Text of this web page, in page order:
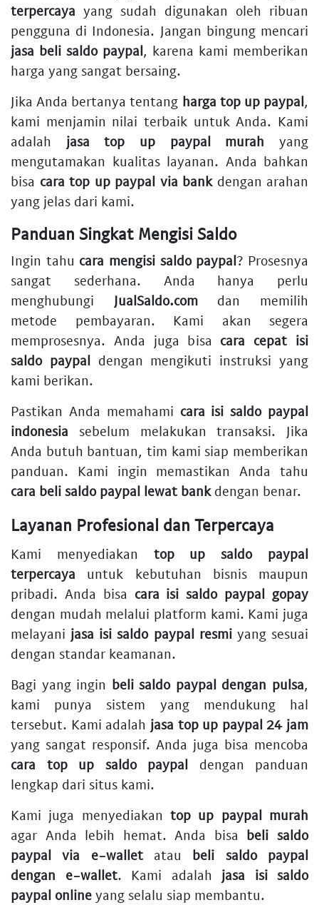
terpercaya yang sudah digunakan oleh ribuan
pengguna di Indonesia. Jangan bingung mencari
jasa beli saldo paypal, karena kami memberikan
harga yang sangat bersaing.
Jika Anda bertanya tentang harga top up paypal,
kami menjamin nilai terbaik untuk Anda. Kami
adalah jasa top up paypal murah yang
mengutamakan kualitas layanan. Anda bahkan
bisa cara top up paypal via bankdengan arahan
yang jelas dari kami.
Panduan Singkat Mengisi Saldo
Ingin tahu cara mengisi saldo paypal? Prosesnya
sangat sederhana. Anda hanya perlu
menghubungi JualSaldo.comdan memilih
metode pembayaran. Kami akan segera
memprosesnya. Anda juga bisa cara cepat isi
saldo paypaldengan mengikuti instruksi yang
kami berikan.
Pastikan Anda memahami cara isi saldo paypal
indonesia sebelum melakukan transaksi. Jika
Anda butuh bantuan, tim kami siap memberikan
panduan. Kami ingin memastikan Anda tahu
cara beli saldo paypal lewat bankdengan benar.
Layanan Profesional dan Terpercaya
Kami menyediakan top up saldo paypal
terpercaya untuk kebutuhan bisnis maupun
pribadi. Anda bisa cara isi saldo paypal gopay
dengan mudah melalui platform kami. Kami juga
melayani jasa isi saldo paypal resmiyang sesuai
dengan standar keamanan.
Bagi yang ingin beli saldo paypal dengan pulsa,
kami punya sistem yang mendukung hal
tersebut. Kami adalah jasa top up paypal 24 jam
yang sangat responsif. Anda juga bisa mencoba
cara top up saldo paypal dengan panduan
lengkap dari situs kami.
Kami juga menyediakan top up paypal murah
agar Anda lebih hemat. Anda bisa beli saldo
paypal via e-walletatau beli saldo paypal
dengan e-wallet. Kami adalah jasa isi saldo
paypal online yang selalu siap membantu.